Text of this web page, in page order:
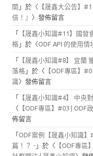
開 」於〈 【晟鑫大公告】
倍！』 〉發佈留言
「
【晟鑫小知識#11】國發
格 」於〈ODF API 的使用情
「
【晟鑫小知識#8】 宜蘭
落格 」於〈 【ODF專區】
識〉發佈留言
「 【晟鑫小知識#4】 中央
〈 【ODF專區】#03 | ODF
佈留言
「 ODF案例【晟鑫小知識
篇！？ - 」於〈 【ODF專區